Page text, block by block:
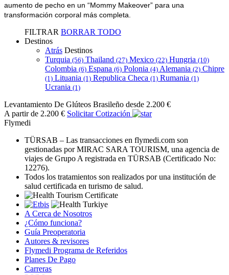
aumento de pecho en un “Mommy Makeover” para una
transformación corporal más completa.
FILTRAR BORRAR TODO
Destinos
Atrás Destinos
Turquia (56) Thailand (27) Mexico (22) Hungria (10)
Colombia (6) Espana (6) Polonia (4) Alemania (2) Chipre
(1) Lituania (1) Republica Checa (1) Rumania (1)
Ucrania (1)
Levantamiento De Glúteos Brasileño desde 2.200 €
A partir de 2.200 € Solicitar Cotización
Flymedi
TÜRSAB – Las transacciones en flymedi.com son
gestionadas por MIRAC SARA TOURISM, una agencia de
viajes de Grupo A registrada en TÜRSAB (Certificado No:
12276).
Todos los tratamientos son realizados por una institución de
salud certificada en turismo de salud.
A Cerca de Nosotros
¿Cómo funciona?
Guía Preoperatoria
Autores & revisores
Flymedi Programa de Referidos
Planes De Pago
Carreras